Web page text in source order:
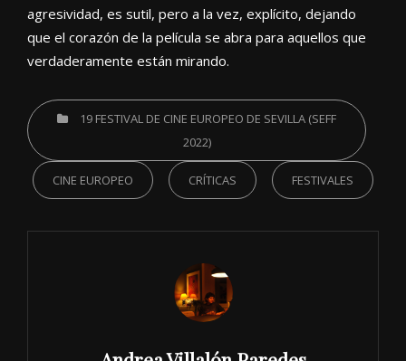
agresividad, es sutil, pero a la vez, explícito, dejando
que el corazón de la película se abra para aquellos que
verdaderamente están mirando.
CATEGORIES19 FESTIVAL DE CINE EUROPEO DE SEVILLA (SEFF
2022)
CINE EUROPEO CRÍTICAS FESTIVALES